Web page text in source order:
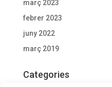
març 2023
febrer 2023
juny 2022
març 2019
Categories